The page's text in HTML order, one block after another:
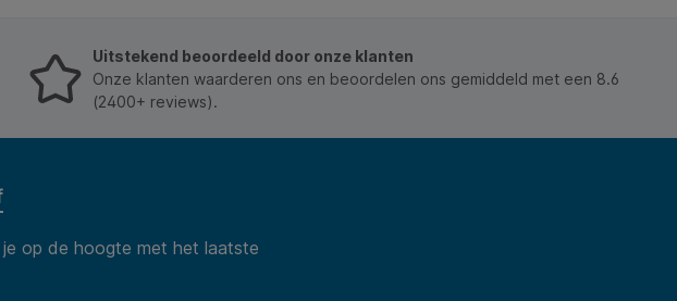
Uitstekend beoordeeld door onze klanten
Onze klanten waarderen ons en beoordelen ons gemiddeld met een 8.6
(2400+ reviews).
op de hoogte met het laatste